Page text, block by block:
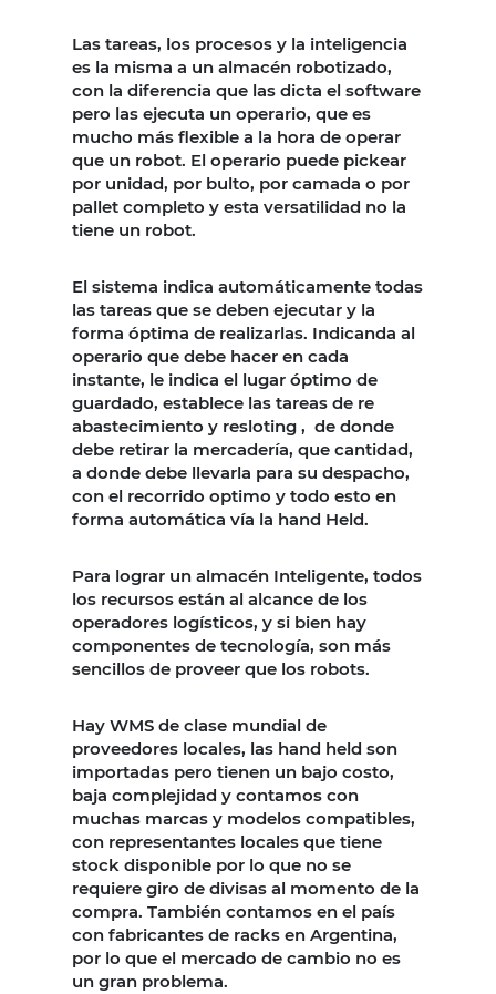
Las tareas, los procesos y la inteligencia
es la misma a un almacén robotizado,
con la diferencia que las dicta el software
pero las ejecuta un operario, que es
mucho más flexible a la hora de operar
que un robot. El operario puede pickear
por unidad, por bulto, por camada o por
pallet completo y esta versatilidad no la
tiene un robot.
El sistema indica automáticamente todas
las tareas que se deben ejecutar y la
forma óptima de realizarlas. Indicanda al
operario que debe hacer en cada
instante, le indica el lugar óptimo de
guardado, establece las tareas de re
abastecimiento y resloting , de donde
debe retirar la mercadería, que cantidad,
a donde debe llevarla para su despacho,
con el recorrido optimo y todo esto en
forma automática vía la hand Held.
Para lograr un almacén Inteligente, todos
los recursos están al alcance de los
operadores logísticos, y si bien hay
componentes de tecnología, son más
sencillos de proveer que los robots.
Hay WMS de clase mundial de
proveedores locales, las hand held son
importadas pero tienen un bajo costo,
baja complejidad y contamos con
muchas marcas y modelos compatibles,
con representantes locales que tiene
stock disponible por lo que no se
requiere giro de divisas al momento de la
compra. También contamos en el país
con fabricantes de racks en Argentina,
por lo que el mercado de cambio no es
un gran problema.